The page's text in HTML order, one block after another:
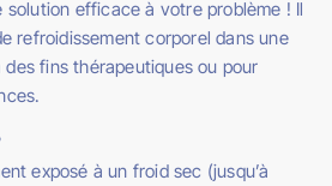
efficace à votre problème ! Il
refroidissement corporel dans une
fins thérapeutiques ou pour
exposé à un froid sec (jusqu’à